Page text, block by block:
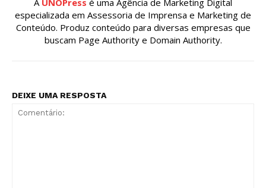
especializada em Assessoria de Imprensa e Marketing de
Conteúdo. Produz conteúdo para diversas empresas que
buscam Page Authority e Domain Authority.
DEIXE UMA RESPOSTA